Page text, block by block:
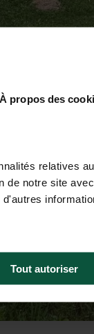
À propos des
relatives
de notre site
Tout autoriser